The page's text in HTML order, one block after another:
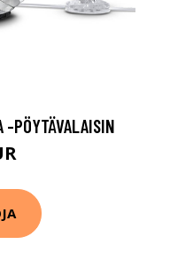
-PÖYTÄVALAISIN